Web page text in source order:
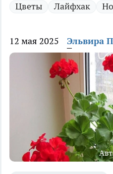
Цветы Лайфхак
12 мая 2025 Эльвира